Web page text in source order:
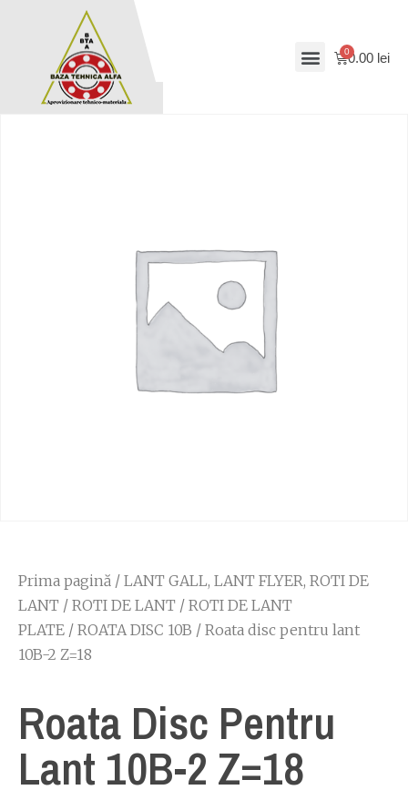
0.00 lei
Prima pagină / LANT GALL, LANT FLYER, ROTI DE
LANT / ROTI DE LANT / ROTI DE LANT
PLATE / ROATA DISC 10B / Roata disc pentru lant
10B-2 Z=18
Roata Disc Pentru
Lant 10B-2 Z=18